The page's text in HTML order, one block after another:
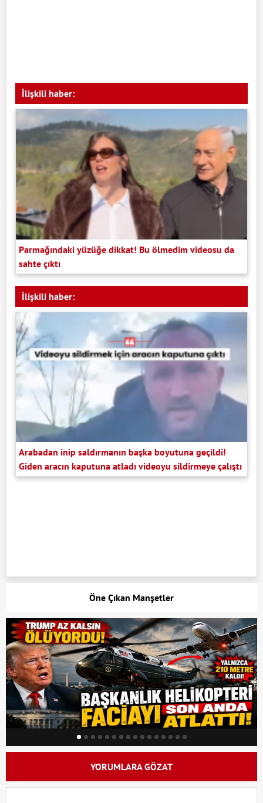
İlişkili haber:
Parmağındaki yüzüğe dikkat! Bu ölmedim videosu da
sahte çıktı
İlişkili haber:
Arabadan inip saldırmanın başka boyutuna geçildi!
Giden aracın kaputuna atladı videoyu sildirmeye çalıştı
Öne Çıkan Manşetler
YORUMLARA GÖZAT